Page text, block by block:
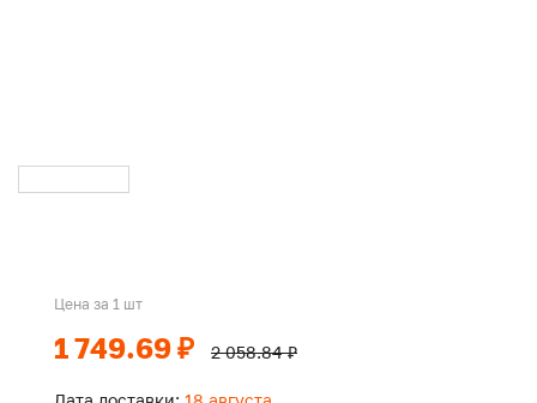
Цена за 1 шт
1 749.69 ₽ 2 058.84 ₽